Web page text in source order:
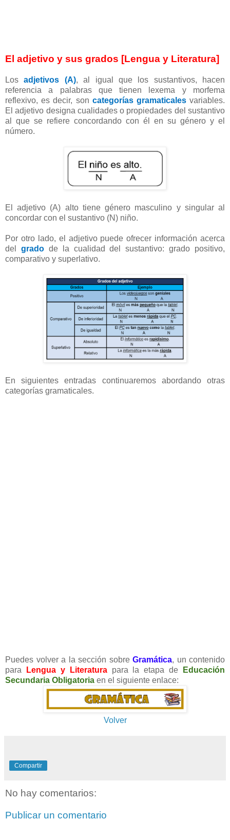
El adjetivo y sus grados [Lengua y Literatura]
Losadjetivos (A), al igual que los sustantivos, hacen
referencia a palabras que tienen lexema y morfema
reflexivo, es decir, son categorías gramaticalesvariables.
El adjetivo designa cualidades o propiedades del sustantivo
al que se refiere concordando con él en su género y el
número.
El adjetivo (A) alto tiene género masculino y singular al
concordar con el sustantivo (N) niño.
Por otro lado, el adjetivo puede ofrecer información acerca
del gradode la cualidad del sustantivo: grado positivo,
comparativo y superlativo.
En siguientes entradas continuaremos abordando otras
categorías gramaticales.
Puedes volver a la sección sobre Gramática, un contenido
para
Lengua y Literaturapara la etapa de
Educación
Secundaria Obligatoria en el siguiente enlace:
Volver
Compartir
No hay comentarios:
Publicar un comentario